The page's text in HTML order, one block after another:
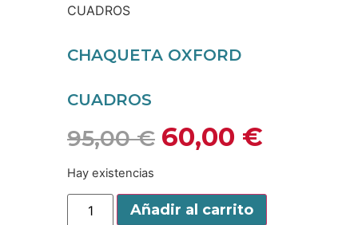
CUADROS
CHAQUETA OXFORD
CUADROS
95,00€ 60,00 €
Hay existencias
Añadir al carrito